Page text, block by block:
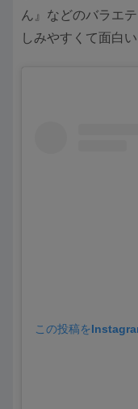
ん』などのバラエ
しみやすくて面白
この投稿を